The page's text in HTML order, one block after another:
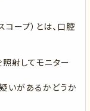
ープ）とは、口腔
射してモニター
いがあるかどうか